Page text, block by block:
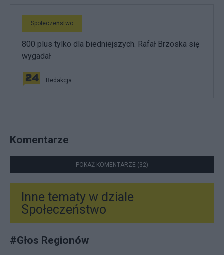
Społeczeństwo
800 plus tylko dla biedniejszych. Rafał Brzoska się
wygadał
Redakcja
Komentarze
POKAŻ KOMENTARZE (32)
Inne tematy w dziale
Społeczeństwo
#Głos Regionów